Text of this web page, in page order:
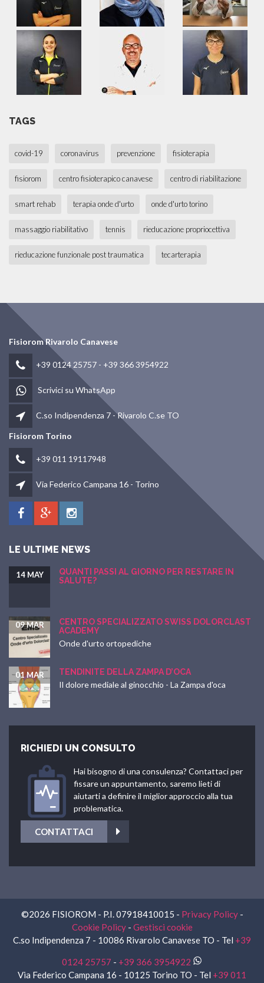
TAGS
covid-19 coronavirus prevenzione fisioterapia
fisiorom centro fisioterapico canavese centro di riabilitazione
smart rehab terapia onde d'urto onde d'urto torino
massaggio riabilitativo tennis rieducazione propriocettiva
rieducazione funzionale post traumatica tecarterapia
Fisiorom Rivarolo Canavese
+39 0124 25757 - +39 366 3954922
Scrivici su WhatsApp
C.so Indipendenza 7 - Rivarolo C.se TO
Fisiorom Torino
+39 011 19117948
Via Federico Campana 16 - Torino
LE ULTIME NEWS
QUANTI PASSI AL GIORNO PER RESTARE IN
SALUTE?
14 MAY
CENTRO SPECIALIZZATO SWISS DOLORCLAST
ACADEMY
09 MAR
Onde d'urto ortopediche
TENDINITE DELLA ZAMPA D’OCA
01 MAR
Il dolore mediale al ginocchio - La Zampa d'oca
RICHIEDI UN CONSULTO
Hai bisogno di una consulenza? Contattaci per
fissare un appuntamento, saremo lieti di
aiutarti a definire il miglior approccio alla tua
problematica.
CONTATTACI
©2026 FISIOROM - P.I. 07918410015 - Privacy Policy-
Cookie Policy- Gestisci cookie
C.so Indipendenza 7 - 10086 Rivarolo Canavese TO - Tel +39
0124 25757 - +39 366 3954922
Via Federico Campana 16 - 10125 Torino TO - Tel +39 011